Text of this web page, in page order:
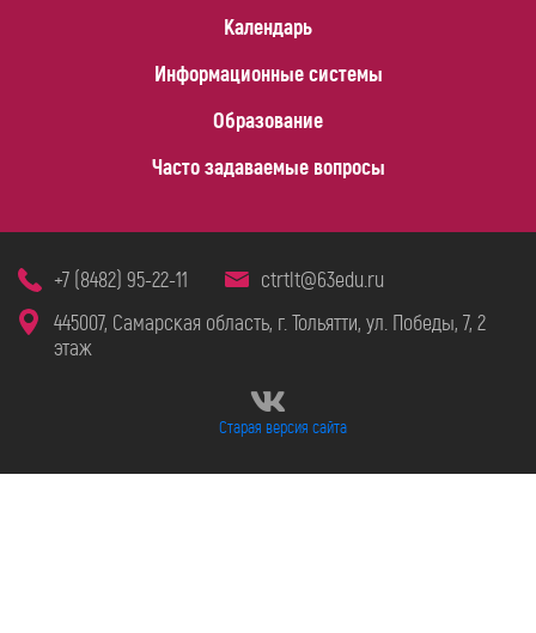
Календарь
Информационные системы
Образование
Часто задаваемые вопросы
+7 (8482) 95-22-11
ctrtlt@63edu.ru
445007, Самарская область, г. Тольятти, ул. Победы, 7, 2
этаж
Старая версия сайта